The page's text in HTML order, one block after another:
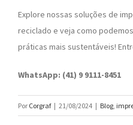
Explore nossas soluções de
reciclado e veja como
práticas mais sustentáveis!
WhatsApp: (41) 9 9111-8451
Por Corgraf | 21/08/2024 | Blog,